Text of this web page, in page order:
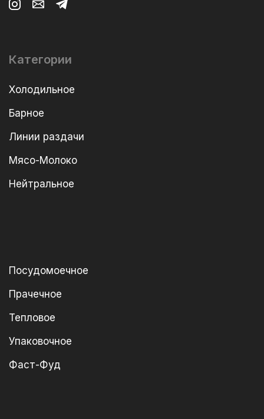
Категории
Холодильное
Барное
Линии раздачи
Мясо-Молоко
Нейтральное
Посудомоечное
Прачечное
Тепловое
Упаковочное
Фаст-Фуд